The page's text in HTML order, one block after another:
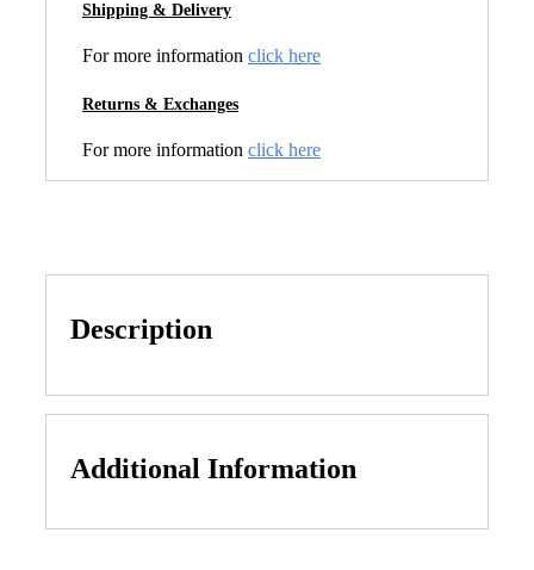
Shipping & Delivery
For more information click here
Returns & Exchanges
For more information click here
Description
Additional Information